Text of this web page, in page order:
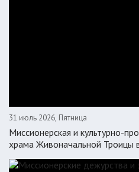
31 июль 2026, Пятница
Миссионерская и культурно-
храма Живоначальной Троицы